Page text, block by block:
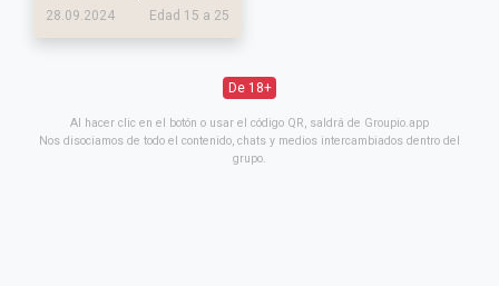
28.09.2024 Edad 15 a 25
De 18+
Al hacer clic en el botón o usar el código QR, saldrá de Groupio.app
Nos disociamos de todo el contenido, chats y medios intercambiados dentro del
grupo.